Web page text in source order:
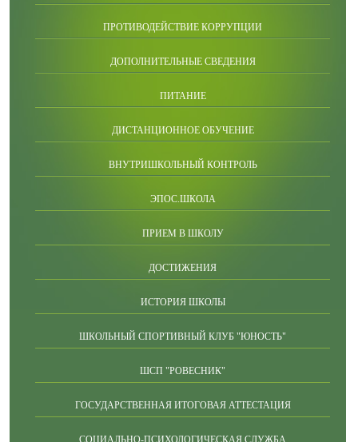
ПРОТИВОДЕЙСТВИЕ КОРРУПЦИИ
ДОПОЛНИТЕЛЬНЫЕ СВЕДЕНИЯ
ПИТАНИЕ
ДИСТАНЦИОННОЕ ОБУЧЕНИЕ
ВНУТРИШКОЛЬНЫЙ КОНТРОЛЬ
ЭПОС.ШКОЛА
ПРИЕМ В ШКОЛУ
ДОСТИЖЕНИЯ
ИСТОРИЯ ШКОЛЫ
ШКОЛЬНЫЙ СПОРТИВНЫЙ КЛУБ "ЮНОСТЬ"
ШСП "РОВЕСНИК"
ГОСУДАРСТВЕННАЯ ИТОГОВАЯ АТТЕСТАЦИЯ
СОЦИАЛЬНО-ПСИХОЛОГИЧЕСКАЯ СЛУЖБА